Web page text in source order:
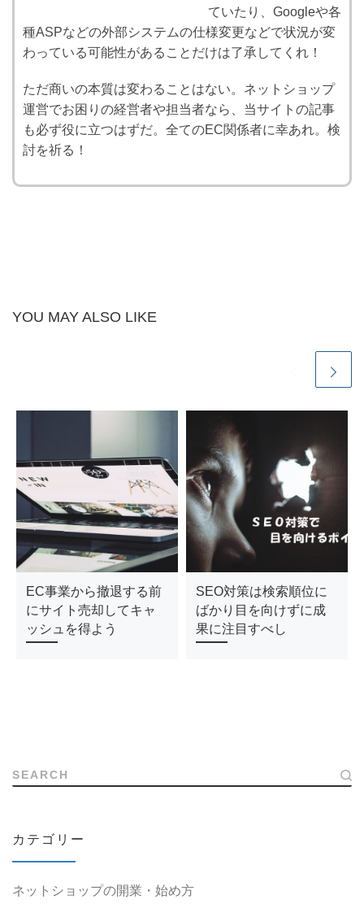
ていたり、Googleや各
種ASPなどの外部システムの仕様変更などで状況が変
わっている可能性があることだけは了承してくれ！
ただ商いの本質は変わることはない。ネットショップ
運営でお困りの経営者や担当者なら、当サイトの記事
も必ず役に立つはずだ。全てのEC関係者に幸あれ。検
討を祈る！
YOU MAY ALSO LIKE
EC事業から撤退する前
にサイト売却してキャ
ッシュを得よう
SEO対策は検索順位に
ばかり目を向けずに成
果に注目すべし
SEARCH
カテゴリー
ネットショップの開業・始め方